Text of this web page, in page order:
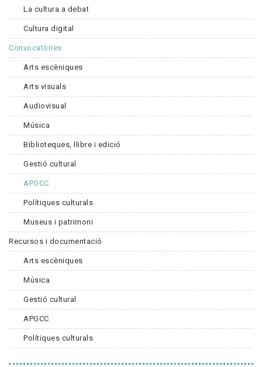
La cultura a debat
Cultura digital
Convocatòries
Arts escèniques
Arts visuals
Audiovisual
Música
Biblioteques, llibre i edició
Gestió cultural
APGCC
Polítiques culturals
Museus i patrimoni
Recursos i documentació
Arts escèniques
Música
Gestió cultural
APGCC
Polítiques culturals